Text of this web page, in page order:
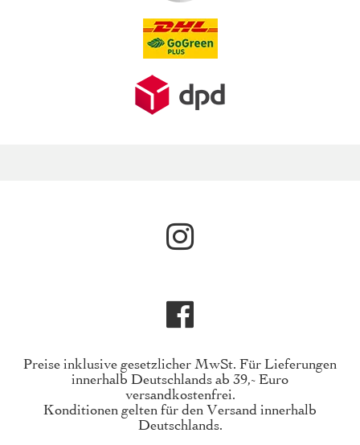
Preise inklusive gesetzlicher MwSt. Für Lieferungen
innerhalb Deutschlands ab 39,- Euro
versandkostenfrei.
Konditionen gelten für den Versand innerhalb
Deutschlands.